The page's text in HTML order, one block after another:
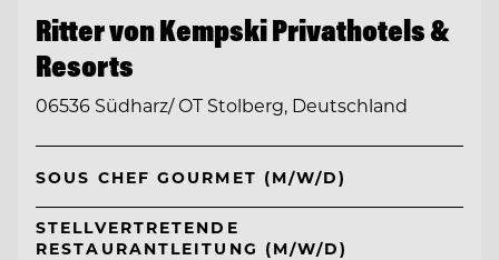
Ritter von Kempski Privathotels &
Resorts
06536 Südharz/ OT Stolberg, Deutschland
SOUS CHEF GOURMET (M/W/D)
STELLVERTRETENDE
RESTAURANTLEITUNG (M/W/D)